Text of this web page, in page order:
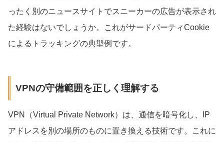
ったく別のニュースサイトでスニーカーの広告が表示され
た経験はないでしょうか。これがサードパーティCookie
によるトラッキングの典型例です。
VPNの守備範囲を正しく理解する
VPN（Virtual Private Network）は、通信を暗号化し、IP
アドレスを別の場所のものに置き換える技術です。これに